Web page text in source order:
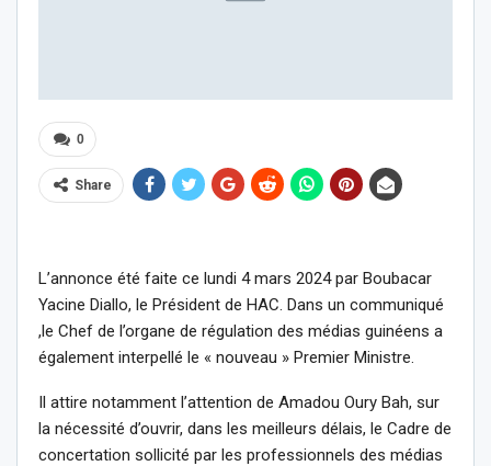
0
Share
L’annonce été faite ce lundi 4 mars 2024 par Boubacar
Yacine Diallo, le Président de HAC. Dans un communiqué
,le Chef de l’organe de régulation des médias guinéens a
également interpellé le « nouveau » Premier Ministre.
Il attire notamment l’attention de Amadou Oury Bah, sur
la nécessité d’ouvrir, dans les meilleurs délais, le Cadre de
concertation sollicité par les professionnels des médias